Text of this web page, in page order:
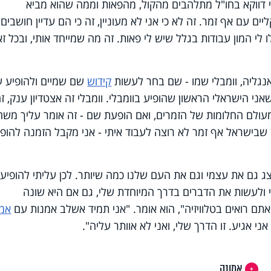
כי דווקא בחו"ל מתלהבים מהקול, מהפאות וממה שהוא מביא
עם אף זמר. זה לא כי אני לא מעוניין, זה כי הם עדיין חושבים
המון עבודות בגלל שיש לי פאות. זה מה שמייחד אותי, ובכל
וומבלי שמו - שם בחר לעשות קידוש שם שמיים ולהופיע
הישראלי הראשון שהופיע בוומבלי. וומבלי זה אצטדיון ענק,
החלומות של הזמרים, ואם הופעת שם - זה אומר עליך
שבישראל אף זמר לא רוצה לעבוד איתי - אני מקבל הזמנה
גם את עצמי וגם את העם שלנו כמה שיותר. לכן עליתי
ולעשות את הדברים בדרך המיוחדת שלי, גם אם היא שונה
רואים בטלוויזיה", הוא אומר. "אני תמיד אשלב אמנות עם
אגיע. זו הדרך שלי, ואני לא אוותר עליה".